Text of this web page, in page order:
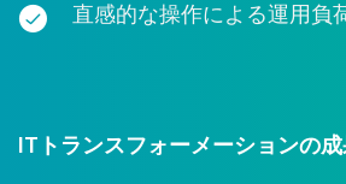
直感的な操作による運用負
ITトランスフォーメーションの